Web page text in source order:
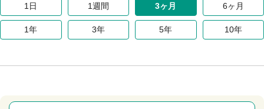
1日 1週間 3ヶ月 6ヶ月
1年 3年 5年 10年